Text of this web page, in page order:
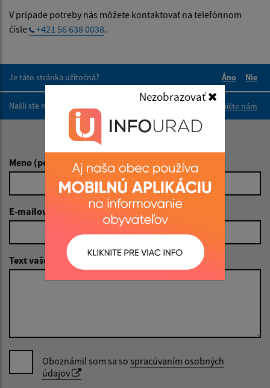
Nezobrazovať
V prípade potreby nás môžete kontaktovať na telefónnom
čísle
+421 56 638 0038.
Je táto stránka užitočná?
Áno
Nie
Našli ste na stránke chybu?
Napíšte nám
Meno (povinné)
E-mailová adresa (povinné)
Text vašej správy (povinné)
Oboznámil som sa so spracúvaním osobných
údajov